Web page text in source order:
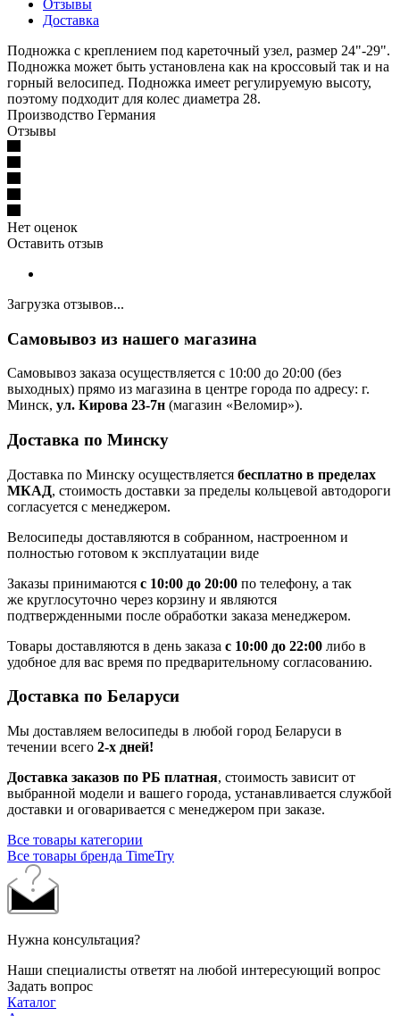
Отзывы
Доставка
Подножка с креплением под кареточный узел, размер 24"-29".
Подножка может быть установлена как на кроссовый так и на
горный велосипед. Подножка имеет регулируемую высоту,
поэтому подходит для колес диаметра 28.
Производство Германия
Отзывы
Нет оценок
Оставить отзыв
Загрузка отзывов...
Самовывоз из нашего магазина
Самовывоз заказа осуществляется с 10:00 до 20:00 (без
выходных) прямо из магазина в центре города по адресу: г.
Минск, ул. Кирова 23-7н (магазин «Веломир»).
Доставка по Минску
Доставка по Минску осуществляется бесплатно в пределах
МКАД, стоимость доставки за пределы кольцевой автодороги
согласуется с менеджером.
Велосипеды доставляются в собранном, настроенном и
полностью готовом к эксплуатации виде
Заказы принимаются с 10:00 до 20:00 по телефону, а так
же круглосуточно через корзину и являются
подтвержденными после обработки заказа менеджером.
Товары доставляются в день заказа с 10:00 до 22:00 либо в
удобное для вас время по предварительному согласованию.
Доставка по Беларуси
Мы доставляем велосипеды в любой город Беларуси в
течении всего 2-х дней!
Доставка заказов по РБ платная, стоимость зависит от
выбранной модели и вашего города, устанавливается службой
доставки и оговаривается с менеджером при заказе.
Все товары категории
Все товары бренда TimeTry
Нужна консультация?
Наши специалисты ответят на любой интересующий вопрос
Задать вопрос
Каталог